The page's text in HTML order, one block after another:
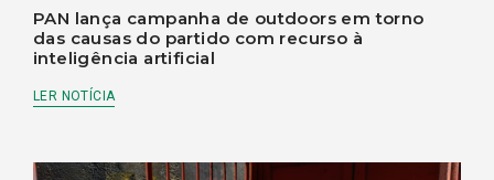
PAN lança campanha de outdoors em torno
das causas do partido com recurso à
inteligência artificial
LER NOTÍCIA